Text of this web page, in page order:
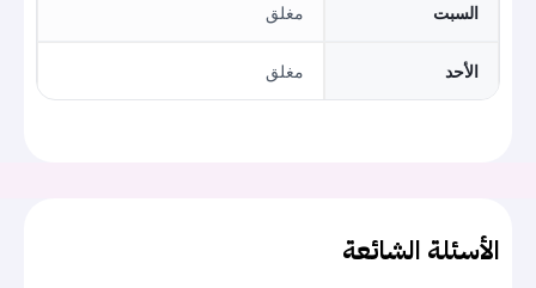
السبت مغلق
الأحد مغلق
الأسئلة الشائعة